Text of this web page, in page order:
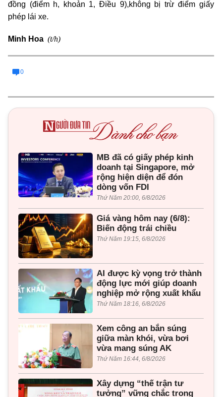
đồng (điểm h, khoản 1, Điều 9),không bị trừ điểm giấy
phép lái xe.
Minh Hoa (t/h)
0
MB đã có giấy phép kinh
doanh tại Singapore, mở
rộng hiện diện để đón
dòng vốn FDI
Thứ Năm 20:00, 6/8/2026
Giá vàng hôm nay (6/8):
Biến động trái chiều
Thứ Năm 19:15, 6/8/2026
AI được kỳ vọng trở thành
động lực mới giúp doanh
nghiệp mở rộng xuất khẩu
Thứ Năm 18:16, 6/8/2026
Xem công an bắn súng
giữa màn khói, vừa bơi
vừa mang súng AK
Thứ Năm 16:44, 6/8/2026
Xây dựng “thế trận tư
tưởng” vững chắc trong